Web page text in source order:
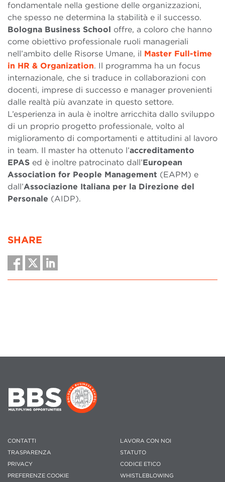
fondamentale nella gestione delle organizzazioni,
che spesso ne determina la stabilità e il successo.
Bologna Business School offre, a coloro che hanno
come obiettivo professionale ruoli manageriali
nell’ambito delle Risorse Umane, il Master Full-time
in HR & Organization. Il programma ha un focus
internazionale, che si traduce in collaborazioni con
docenti, imprese di successo e manager provenienti
dalle realtà più avanzate in questo settore.
L’esperienza in aula è inoltre arricchita dallo sviluppo
di un proprio progetto professionale, volto al
miglioramento di comportamenti e attitudini al lavoro
in team. Il master ha ottenuto l’accreditamento
EPAS ed è inoltre patrocinato dall’European
Association for People Management (EAPM) e
dall’Associazione Italiana per la Direzione del
Personale (AIDP).
SHARE
CONTATTI
TRASPARENZA
PRIVACY
PREFERENZE COOKIE
LAVORA CON NOI
STATUTO
CODICE ETICO
WHISTLEBLOWING